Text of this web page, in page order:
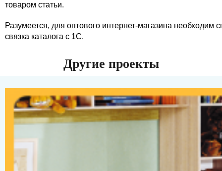
товаром статьи.
Разумеется, для оптового интернет-магазина
связка каталога с 1С.
Другие проекты